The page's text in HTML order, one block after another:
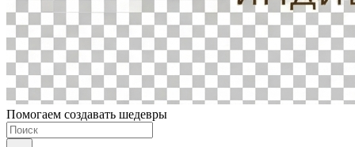
Помогаем создавать шедевры